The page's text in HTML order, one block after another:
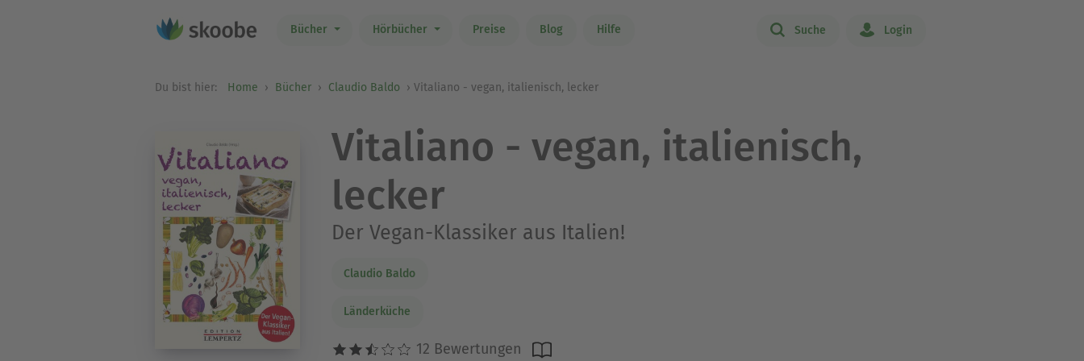
Bücher Hörbücher Preise Blog Hilfe Suche Login
Du bist hier: Home Bücher Claudio Baldo Vitaliano - vegan, italienisch, lecker
Vitaliano - vegan, italienisch,
lecker
Der Vegan-Klassiker aus Italien!
Claudio Baldo
Länderküche
12 Bewertungen